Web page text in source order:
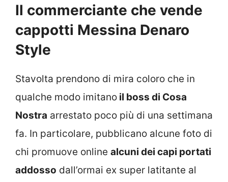
Il commerciante che vende
cappotti Messina Denaro
Style
Stavolta prendono di mira coloro che in
qualche modo imitano il boss di Cosa
Nostra arrestato poco più di una settimana
fa. In particolare, pubblicano alcune foto di
chi promuove online alcuni dei capi portati
addosso dall’ormai ex super latitante al